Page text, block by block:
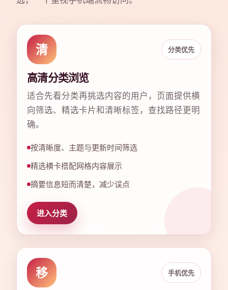
清 分类优先
高清分类浏览
适合先看分类再挑选内容的用户，页面提供横
向筛选、精选卡片和清晰标签，查找路径更明
确。
按清晰度、主题与更新时间筛选
精选横卡搭配网格内容展示
摘要信息短而清楚，减少误点
进入分类
移 手机优先